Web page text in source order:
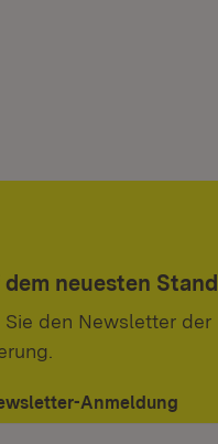
dem neuesten Stand
Sie den Newsletter der
Anmeldung